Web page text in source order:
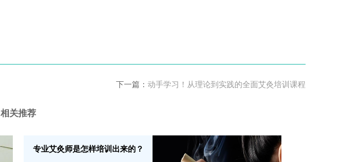
下一篇：动手学习！从理论到实践的全面艾灸培训课程
相关推荐
专业艾灸师是怎样培训出来的？